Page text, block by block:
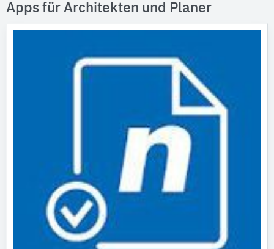
Apps für Architekten und Planer